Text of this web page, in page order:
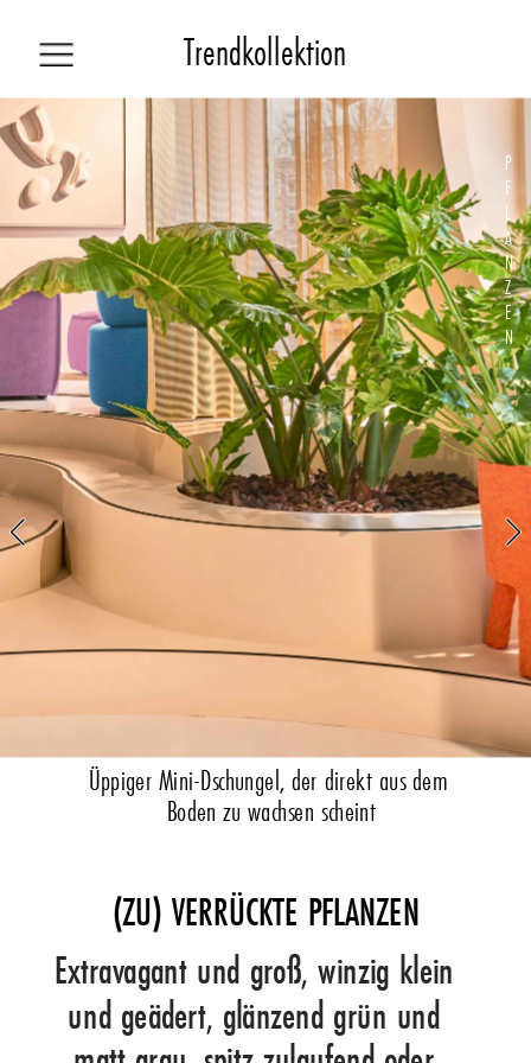
Trendkollektion
P
F
L
A
N
Z
E
N
Üppiger Mini-Dschungel, der direkt aus dem
Boden zu wachsen scheint
(ZU) VERRÜCKTE PFLANZEN
Extravagant und groß, winzig klein
und geädert, glänzend grün und
INHALT
KOLLEKTION
TREND
HOW TO
WOHNEN
PFLANZEN